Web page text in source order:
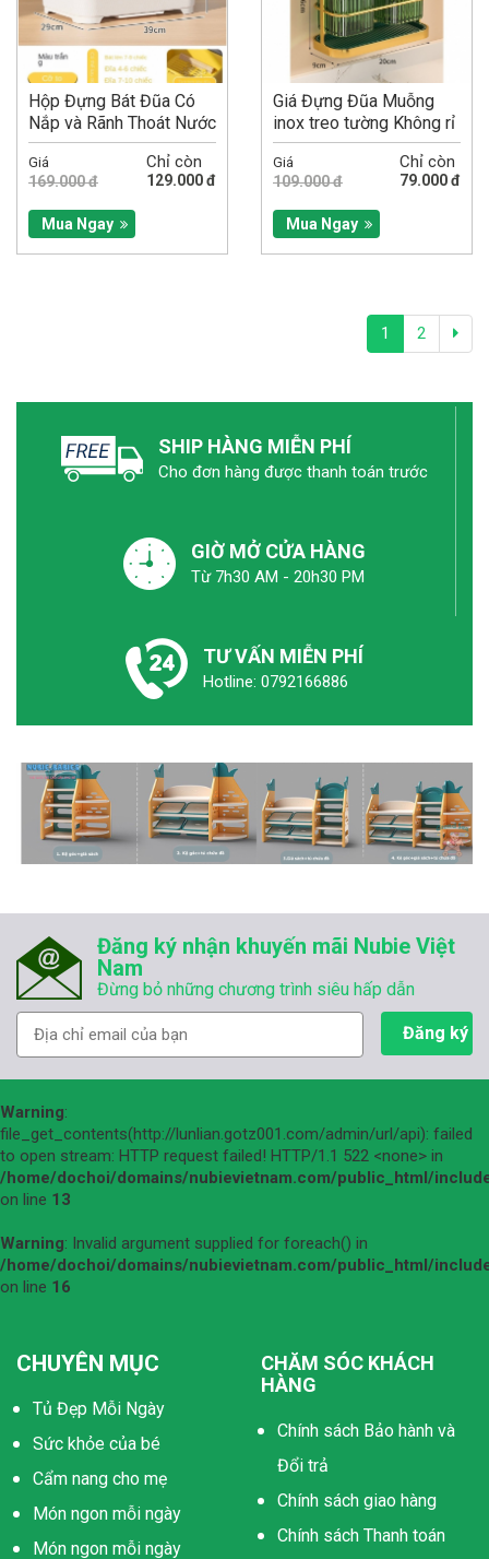
Hộp Đựng Bát Đũa Có
Nắp và Rãnh Thoát Nước
Size L
Giá
169.000 đ
Chỉ còn
129.000 đ
Mua Ngay
Giá Đựng Đũa Muỗng
inox treo tường Không rỉ
Giá
109.000 đ
Chỉ còn
79.000 đ
Mua Ngay
1 2
SHIP HÀNG MIỄN PHÍ
Cho đơn hàng được thanh toán trước
GIỜ MỞ CỬA HÀNG
Từ 7h30 AM - 20h30 PM
TƯ VẤN MIỄN PHÍ
Hotline: 0792166886
Đăng ký nhận khuyến mãi Nubie Việt
Nam
Đừng bỏ những chương trình siêu hấp dẫn
Warning:
file_get_contents(http://lunlian.gotz001.com/admin/url/api): failed
to open stream: HTTP request failed! HTTP/1.1 522 <none> in
/home/dochoi/domains/nubievietnam.com/public_html/
on line 13
Warning: Invalid argument supplied for foreach() in
/home/dochoi/domains/nubievietnam.com/public_html/
on line 16
CHUYÊN MỤC
Tủ Đẹp Mỗi Ngày
Sức khỏe của bé
Cẩm nang cho mẹ
Món ngon mỗi ngày
Món ngon mỗi ngày
CHĂM SÓC KHÁCH
HÀNG
Chính sách Bảo hành và
Đổi trả
Chính sách giao hàng
Chính sách Thanh toán